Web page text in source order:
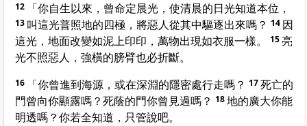
12 「你自生以來，曾命定晨光，使清晨的日光知道本位，
13 叫這光普照地的四極，將惡人從其中驅逐出來嗎？ 14 因
這光，地面改變如泥上印印，萬物出現如衣服一樣。
15亮
光不照惡人，強橫的膀臂也必折斷。
16 「你曾進到海源，或在深淵的隱密處行走嗎？ 17死亡的
門曾向你顯露嗎？死蔭的門你曾見過嗎？ 18地的廣大你能
明透嗎？你若全知道，只管說吧。